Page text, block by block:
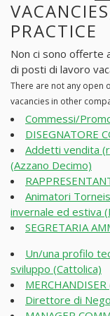
PRACTICE
Non ci sono offerte
di posti di lavoro
There are not any open
vacancies in other
Commessi/
DISEGNATORE
Addetti vendita
(Azzano Decimo)
Animatori
invernale ed estiva
SEGRETARIA
Un/una profilo
sviluppo (Cattolica)
Direttore di